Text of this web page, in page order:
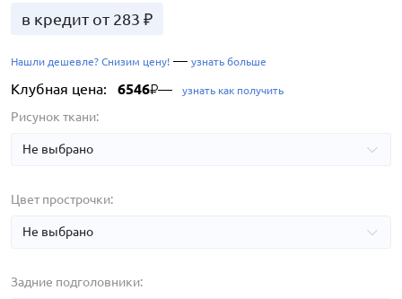
в кредит от 283 ₽
Нашли дешевле? Снизим цену! — узнать больше
Клубная цена: 6546₽— узнать как получить
Рисунок ткани:
Цвет прострочки:
Задние подголовники: